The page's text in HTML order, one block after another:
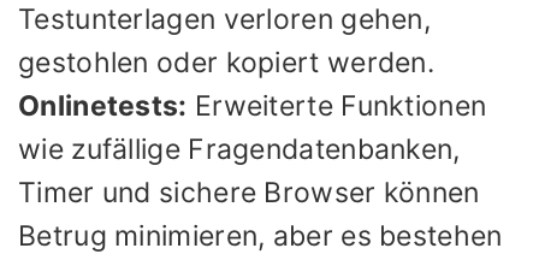
Testunterlagen verloren gehen,
gestohlen oder kopiert werden.
Onlinetests: Erweiterte Funktionen
wie zufällige Fragendatenbanken,
Timer und sichere Browser können
Betrug minimieren, aber es bestehen